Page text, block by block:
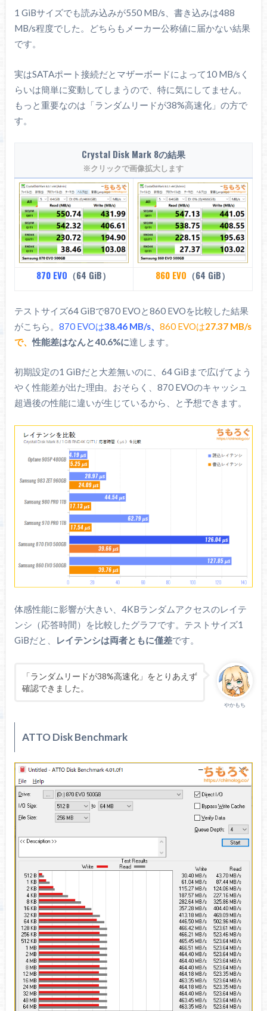
1 GiBサイズでも読み込みが550 MB/s、書き込みは488
MB/s程度でした。どちらもメーカー公称値に届かない結果
です。
実はSATAポート接続だとマザーボードによって10 MB/sく
らいは簡単に変動してしまうので、特に気にしてません。
もっと重要なのは「ランダムリードが38%高速化」の方で
す。
Crystal Disk Mark 8の結果
※クリックで画像拡大します
870 EVO （64 GiB） 860 EVO （64 GiB）
テストサイズ64 GiBで870 EVOと860 EVOを比較した結果
がこちら。 870 EVOは38.46 MB/s、 860 EVOは27.37 MB/s
で、性能差はなんと40.6%に達します。
初期設定の1 GiBだと大差無いのに、64 GiBまで広げてよう
やく性能差が出た理由。おそらく、870 EVOのキャッシュ
超過後の性能に違いが生じているから、と予想できます。
体感性能に影響が大きい、4KBランダムアクセスのレイテ
ンシ（応答時間）を比較したグラフです。テストサイズ1
GiBだと、
レイテンシは両者ともに僅差です。
やかもち
「ランダムリードが38%高速化」をとりあえず
確認できました。
ATTO Disk Benchmark